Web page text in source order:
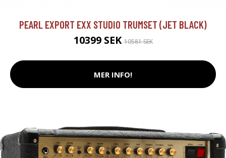
PEARL EXPORT EXX STUDIO TRUMSET (JET BLACK)
10399 SEK10581 SEK
MER INFO!